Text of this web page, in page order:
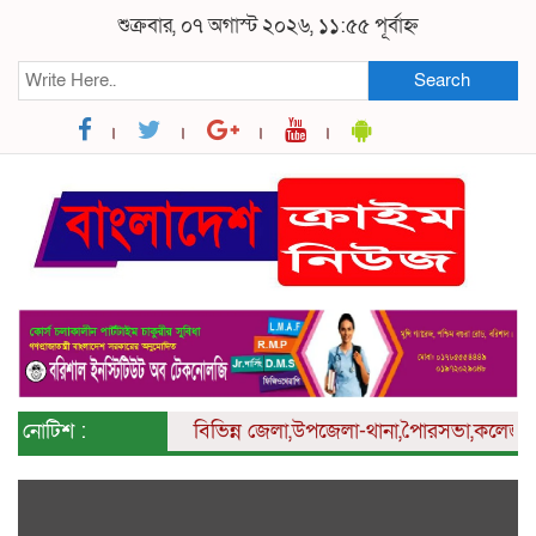
শুক্রবার, ০৭ অগাস্ট ২০২৬, ১১:৫৫ পূর্বাহ্ন
Search
নোটিশ : বিভিন্নজেলা,উপজেলা-থানা,পৈারসভা,কলেজ ও